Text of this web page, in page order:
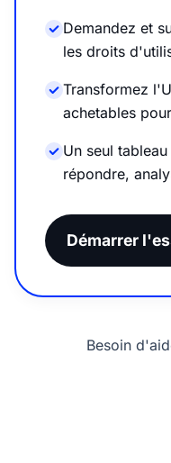
Demandez et
les droits
Transformez
achetables
Un seul
répondre,
Démarrer
Besoin